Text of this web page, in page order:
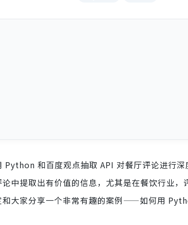
Python 和百度观点抽取 API 对餐厅评论进行
中提取出有价值的信息，尤其是在餐饮行业
大家分享一个非常有趣的案例——如何用